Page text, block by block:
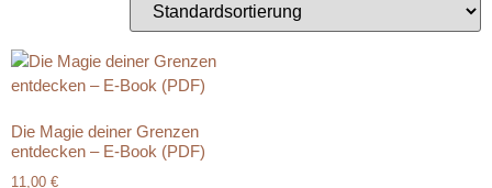
Die Magie deiner Grenzen
entdecken – E-Book (PDF)
11,00 €